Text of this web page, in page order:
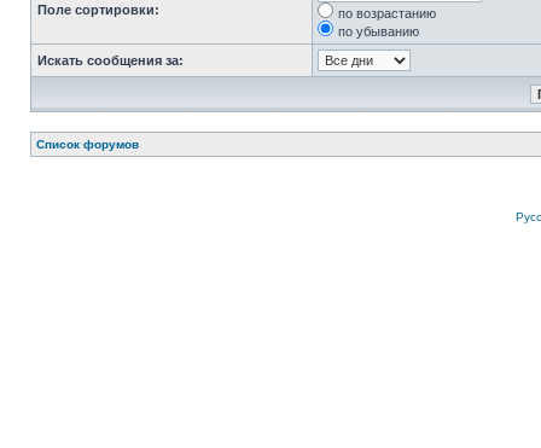
Поле сортировки:
по возрастанию
по убыванию
Искать сообщения за:
Список форумов